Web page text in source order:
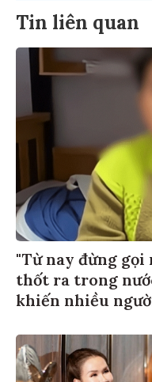
Tin liên quan
"Từ nay đừng gọi
thốt ra trong
khiến nhiều